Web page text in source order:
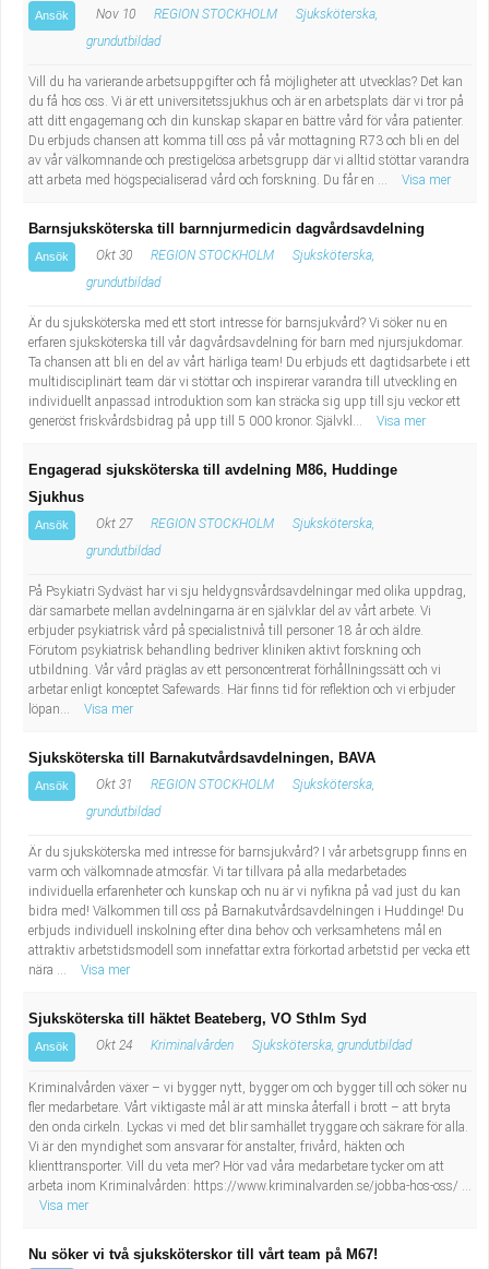
Ansök Nov 10 REGION STOCKHOLM
Sjuksköterska,
grundutbildad
Vill du ha varierande arbetsuppgifter och få möjligheter att utvecklas? Det kan
du få hos oss. Vi är ett universitetssjukhus och är en arbetsplats där vi tror på
att ditt engagemang och din kunskap skapar en bättre vård för våra patienter.
Du erbjuds chansen att komma till oss på vår mottagning R73 och bli en del
av vår välkomnande och prestigelösa arbetsgrupp där vi alltid stöttar varandra
att arbeta med högspecialiserad vård och forskning. Du får en ...
Visa mer
Barnsjuksköterska till barnnjurmedicin dagvårdsavdelning
Ansök Okt 30 REGION STOCKHOLM
Sjuksköterska,
grundutbildad
Är du sjuksköterska med ett stort intresse för barnsjukvård? Vi söker nu en
erfaren sjuksköterska till vår dagvårdsavdelning för barn med njursjukdomar.
Ta chansen att bli en del av vårt härliga team! Du erbjuds ett dagtidsarbete i ett
multidisciplinärt team där vi stöttar och inspirerar varandra till utveckling en
individuellt anpassad introduktion som kan sträcka sig upp till sju veckor ett
generöst friskvårdsbidrag på upp till 5 000 kronor. Självkl...
Visa mer
Engagerad sjuksköterska till avdelning M86, Huddinge
Sjukhus
Ansök Okt 27 REGION STOCKHOLM
Sjuksköterska,
grundutbildad
På Psykiatri Sydväst har vi sju heldygnsvårdsavdelningar med olika uppdrag,
där samarbete mellan avdelningarna är en självklar del av vårt arbete. Vi
erbjuder psykiatrisk vård på specialistnivå till personer 18 år och äldre.
Förutom psykiatrisk behandling bedriver kliniken aktivt forskning och
utbildning. Vår vård präglas av ett personcentrerat förhållningssätt och vi
arbetar enligt konceptet Safewards. Här finns tid för reflektion och vi erbjuder
löpan...
Visa mer
Sjuksköterska till Barnakutvårdsavdelningen, BAVA
Ansök Okt 31 REGION STOCKHOLM
Sjuksköterska,
grundutbildad
Är du sjuksköterska med intresse för barnsjukvård? I vår arbetsgrupp finns en
varm och välkomnade atmosfär. Vi tar tillvara på alla medarbetades
individuella erfarenheter och kunskap och nu är vi nyfikna på vad just du kan
bidra med! Välkommen till oss på Barnakutvårdsavdelningen i Huddinge! Du
erbjuds individuell inskolning efter dina behov och verksamhetens mål en
attraktiv arbetstidsmodell som innefattar extra förkortad arbetstid per vecka ett
nära ...
Visa mer
Sjuksköterska till häktet Beateberg, VO Sthlm Syd
Ansök Okt 24 Kriminalvården Sjuksköterska, grundutbildad
Kriminalvården växer – vi bygger nytt, bygger om och bygger till och söker nu
fler medarbetare. Vårt viktigaste mål är att minska återfall i brott – att bryta
den onda cirkeln. Lyckas vi med det blir samhället tryggare och säkrare för alla.
Vi är den myndighet som ansvarar för anstalter, frivård, häkten och
klienttransporter. Vill du veta mer? Hör vad våra medarbetare tycker om att
arbeta inom Kriminalvården: https://www.kriminalvarden.se/jobba-hos-oss/ ...
Visa mer
Nu söker vi två sjuksköterskor till vårt team på M67!